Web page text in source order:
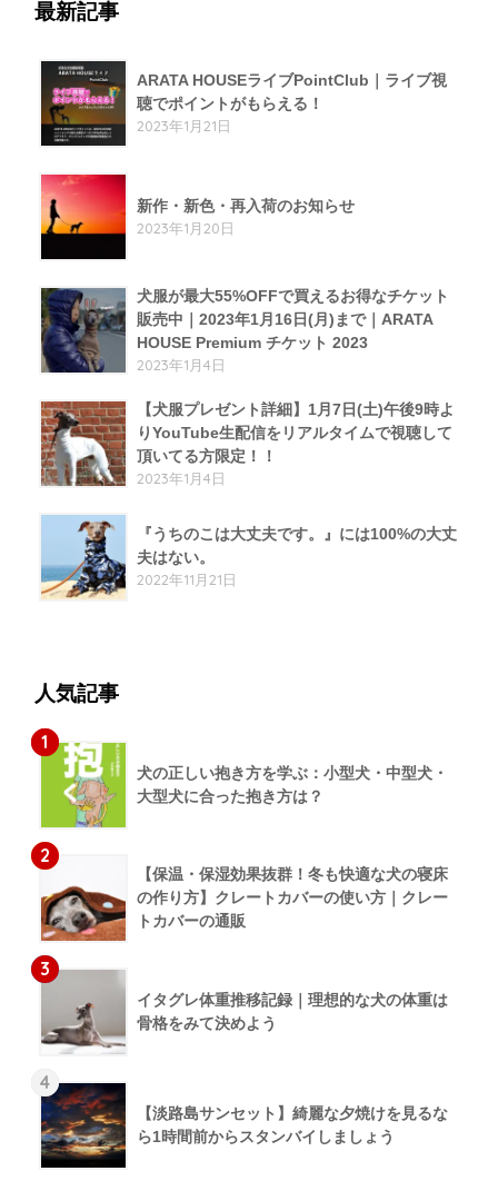
最新記事
ARATA HOUSEライブPointClub｜ライブ視
聴でポイントがもらえる！
2023年1月21日
新作・新色・再入荷のお知らせ
2023年1月20日
犬服が最大55%OFFで買えるお得なチケット
販売中｜2023年1月16日(月)まで｜ARATA
HOUSE Premium チケット 2023
2023年1月4日
【犬服プレゼント詳細】1月7日(土)午後9時よ
りYouTube生配信をリアルタイムで視聴して
頂いてる方限定！！
2023年1月4日
『うちのこは大丈夫です。』には100%の大丈
夫はない。
2022年11月21日
人気記事
1
犬の正しい抱き方を学ぶ：小型犬・中型犬・
大型犬に合った抱き方は？
2
【保温・保湿効果抜群！冬も快適な犬の寝床
の作り方】クレートカバーの使い方｜クレー
トカバーの通販
3
イタグレ体重推移記録｜理想的な犬の体重は
骨格をみて決めよう
4
【淡路島サンセット】綺麗な夕焼けを見るな
ら1時間前からスタンバイしましょう